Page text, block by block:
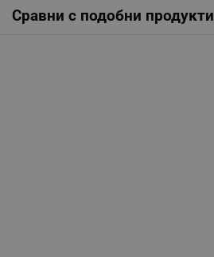
Сравни с подобни продукти